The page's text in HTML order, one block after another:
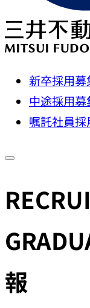
新卒採用
中途採用
嘱託社員
報